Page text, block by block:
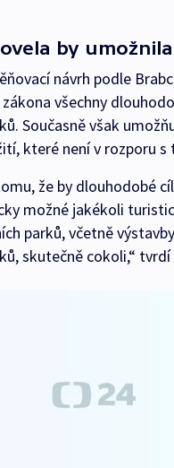
by
návrh podle
všechny
Současně však
které není v rozporu
že by dlouhodobé
možné jakékoli
parků, včetně
skutečně cokoli,“